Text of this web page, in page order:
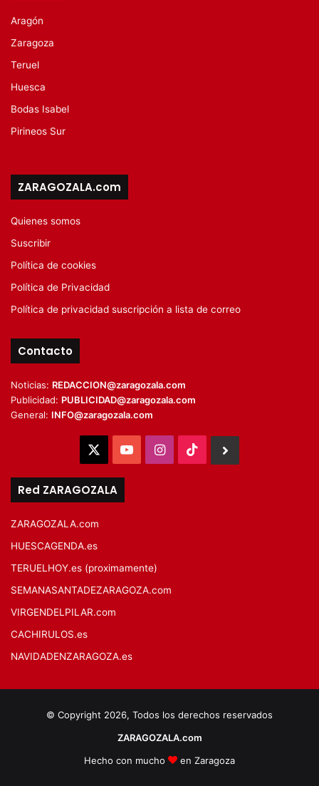
Aragón
Zaragoza
Teruel
Huesca
Bodas Isabel
Pirineos Sur
ZARAGOZALA.com
Quienes somos
Suscribir
Política de cookies
Política de Privacidad
Política de privacidad suscripción a lista de correo
Contacto
Noticias: REDACCION@zaragozala.com
Publicidad: PUBLICIDAD@zaragozala.com
General: INFO@zaragozala.com
YouTubeInstagram
TikTok
Red ZARAGOZALA
ZARAGOZALA.com
HUESCAGENDA.es
TERUELHOY.es (proximamente)
SEMANASANTADEZARAGOZA.com
VIRGENDELPILAR.com
CACHIRULOS.es
NAVIDADENZARAGOZA.es
© Copyright 2026, Todos los derechos reservados
ZARAGOZALA.com
Hecho con mucho
en Zaragoza